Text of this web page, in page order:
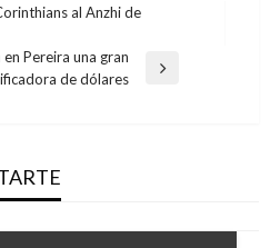
al Anzhi de
Pereira una gran
de dólares